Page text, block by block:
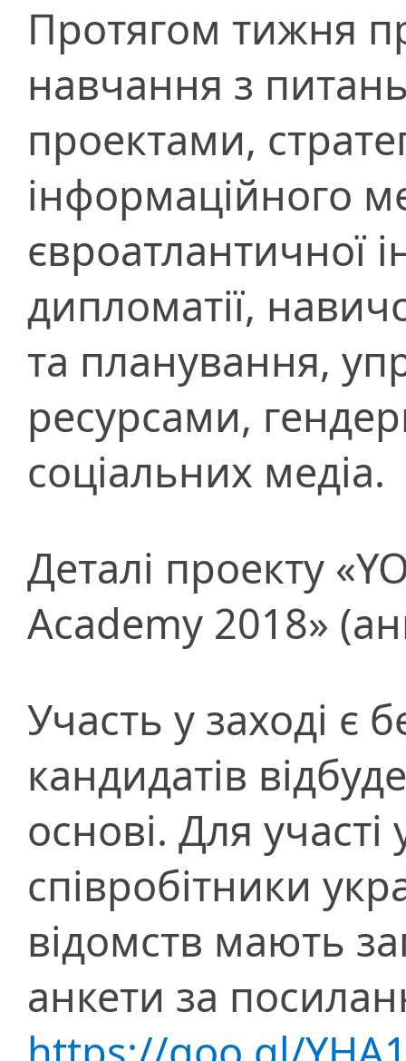
Протягом тижня
навчання з
проектами,
інформаційного
євроатлантичної
дипломатії,
та планування,
ресурсами,
соціальних медіа.
Деталі проекту
Academy 2018»
Участь у заході є
кандидатів
основі. Для участі
співробітники
відомств мають
анкети за